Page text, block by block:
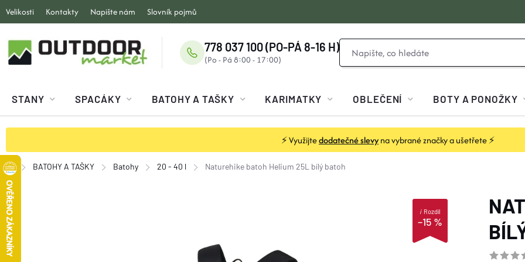
Přejít
na
obsah
⚡ Využijtedodatečné slevyna vybrané značky a ušetřete ⚡
Velikosti Kontakty Napište nám Slovník pojmů
778 037 100 (PO-PÁ 8-16 H)
STANY SPACÁKY BATOHY A TAŠKY KARIMATKY OBLEČENÍ BOTY A PONOŽKY
Domů
BATOHY A TAŠKY Batohy 20 - 40 l Naturehike batoh Helium 25L bílý batoh
–15 %
iRozdíl